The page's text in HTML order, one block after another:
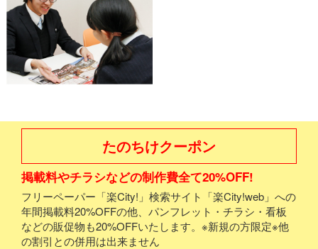
たのちけクーポン
掲載料やチラシなどの制作費全て20%OFF!
フリーペーパー「楽City!」検索サイト「楽City!web」への
年間掲載料20%OFFの他、パンフレット・チラシ・看板
などの販促物も20%OFFいたします。※新規の方限定※他
の割引との併用は出来ません